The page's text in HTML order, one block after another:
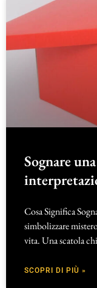
Sognare
Cosa Significa
simbolizzare
vita. Una scatola
SCOPRI DI PIÙ »